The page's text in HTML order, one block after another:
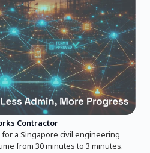
Contractor
a Singapore civil engineering
from 30 minutes to 3 minutes.